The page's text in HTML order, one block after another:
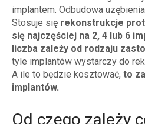
implantem. Odbudowa
Stosuje się rekonstrukcje
się najczęściej na 2, 4 lub 6
liczba zależy od rodzaju
tyle implantów wystarczy do
A ile to będzie kosztować, to
implantów.
Od czego zależy